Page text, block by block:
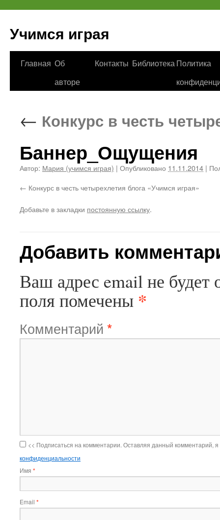
Учимся играя
Перейти
Главная Об
авторе
Контакты Библиотека Политика
← Конкурс в честь
Баннер_Ощущения
Автор: Мария (учимся играя) | Опубликовано 11.11.2014 |
Конкурс в честь четырехлетия блога «Учимся играя»
Добавьте в закладки постоянную ссылку.
Добавить
Ваш адрес email не будет
поля помечены *
Комментарий *
<< Подписаться на комментарии. Оставляя данный комментарий,
конфиденциальности
Имя *
Email *